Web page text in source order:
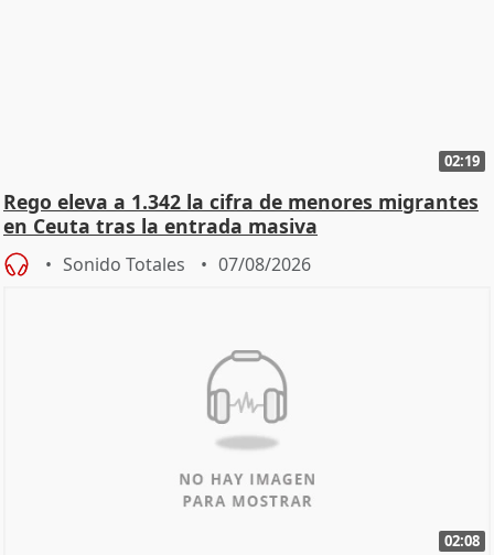
02:19
Rego eleva a 1.342 la cifra de menores migrantes
en Ceuta tras la entrada masiva
Sonido Totales 07/08/2026
02:08